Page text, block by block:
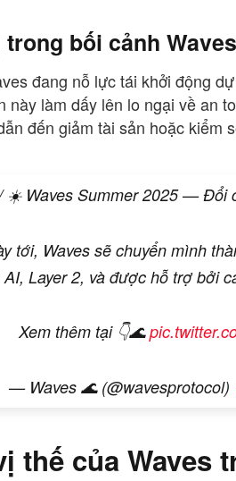
bối cảnh
đang nỗ lực tái khởi động
này làm dấy lên lo ngại về an
đến giảm tài sản hoặc kiểm
☀️ Waves Summer 2025 — Đổi
tới, Waves sẽ chuyển mình
Layer 2, và được hỗ trợ bởi
Xem thêm tại 👇🌊
— Waves 🌊 (@wavesprotocol)
thế của Waves